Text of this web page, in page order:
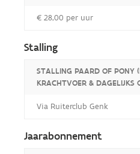
€ 28,00 per uur
Stalling
STALLING PAARD OF PONY
KRACHTVOER & DAGELIJKS
Via Ruiterclub Genk
Jaarabonnement